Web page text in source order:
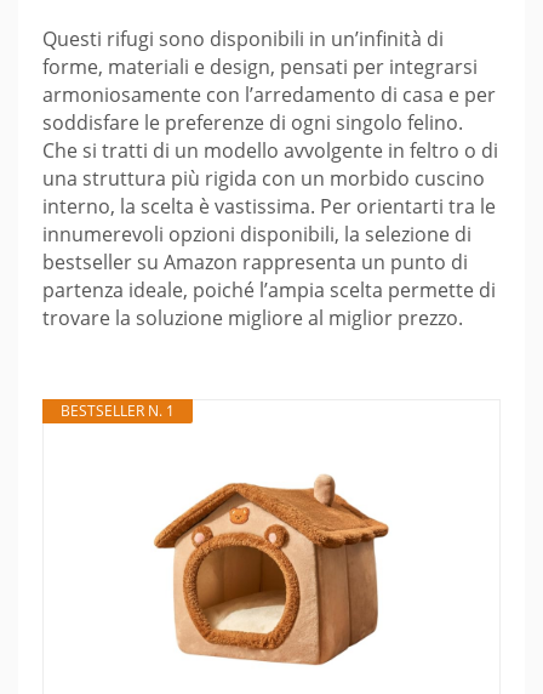
Questi rifugi sono disponibili in un’infinità di
forme, materiali e design, pensati per integrarsi
armoniosamente con l’arredamento di casa e per
soddisfare le preferenze di ogni singolo felino.
Che si tratti di un modello avvolgente in feltro o di
una struttura più rigida con un morbido cuscino
interno, la scelta è vastissima. Per orientarti tra le
innumerevoli opzioni disponibili, la selezione di
bestseller su Amazon rappresenta un punto di
partenza ideale, poiché l’ampia scelta permette di
trovare la soluzione migliore al miglior prezzo.
BESTSELLER N. 1